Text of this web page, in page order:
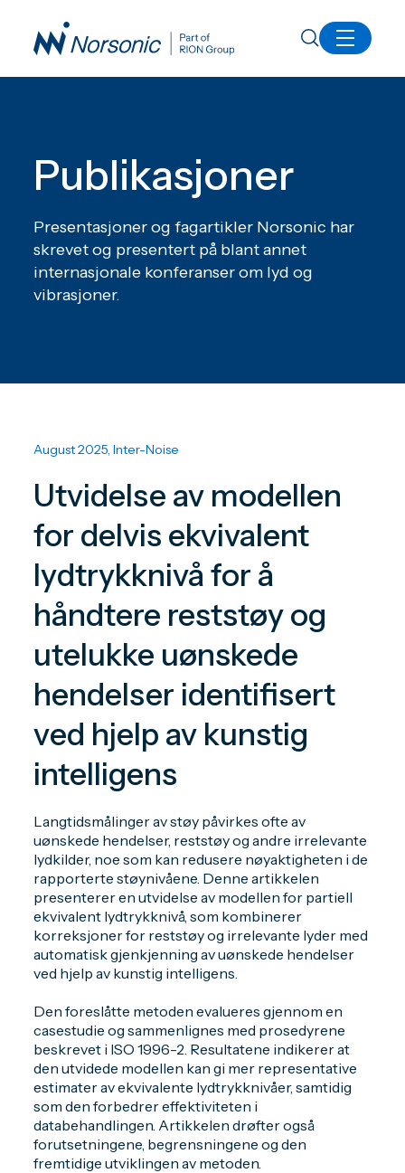
Publikasjoner
Presentasjoner og fagartikler Norsonic har
skrevet og presentert på blant annet
internasjonale konferanser om lyd og
vibrasjoner.
August 2025, Inter-Noise
Utvidelse av modellen
for delvis ekvivalent
lydtrykknivå for å
håndtere reststøy og
utelukke uønskede
hendelser identifisert
ved hjelp av kunstig
intelligens
Langtidsmålinger av støy påvirkes ofte av
uønskede hendelser, reststøy og andre irrelevante
lydkilder, noe som kan redusere nøyaktigheten i de
rapporterte støynivåene. Denne artikkelen
presenterer en utvidelse av modellen for partiell
ekvivalent lydtrykknivå, som kombinerer
korreksjoner for reststøy og irrelevante lyder med
automatisk gjenkjenning av uønskede hendelser
ved hjelp av kunstig intelligens.
Den foreslåtte metoden evalueres gjennom en
casestudie og sammenlignes med prosedyrene
beskrevet i ISO 1996-2. Resultatene indikerer at
den utvidede modellen kan gi mer representative
estimater av ekvivalente lydtrykknivåer, samtidig
som den forbedrer effektiviteten i
databehandlingen. Artikkelen drøfter også
forutsetningene, begrensningene og den
fremtidige utviklingen av metoden.